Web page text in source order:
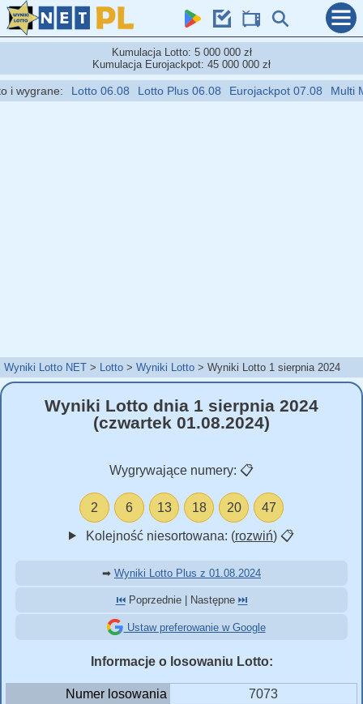
Kumulacja Lotto: 5 000 000 zł
Kumulacja Eurojackpot: 45 000 000 zł
Lotto 06.08 Lotto Plus 06.08 Eurojackpot 07.08 Multi
Wyniki Lotto NET Lotto Wyniki Lotto Wyniki Lotto 1 sierpnia 2024
Wyniki Lotto dnia 1 sierpnia 2024
(czwartek 01.08.2024)
Wygrywające numery: 📋
2 6 13 18 20 47
Kolejność niesortowana: (rozwiń) 📋
➡ Wyniki Lotto Plus z 01.08.2024
⏮️Poprzednie | Następne ⏭️
Ustaw preferowanie w Google
Informacje o losowaniu Lotto:
Numer losowania
7073